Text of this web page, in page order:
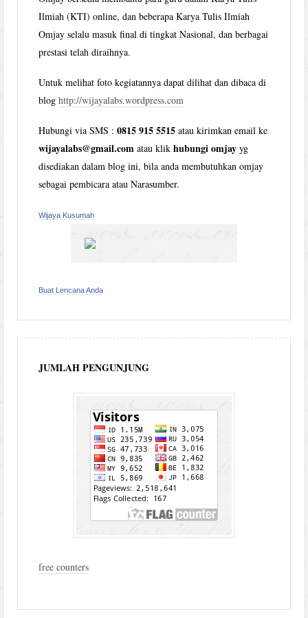
Ilmiah (KTI) online, dan beberapa Karya Tulis Ilmiah
Omjay selalu masuk final di tingkat Nasional, dan berbagai
prestasi telah diraihnya.
Untuk melihat foto kegiatannya dapat dilihat dan dibaca di
bloghttp://wijayalabs.wordpress.com
Hubungi via SMS :0815 915 5515 atau kirimkan email ke
wijayalabs@gmail.com atau klikhubungi omjay yg
disediakan dalam blog ini, bila anda membutuhkan omjay
sebagai pembicara atau Narasumber.
Wijaya Kusumah
Buat Lencana Anda
JUMLAH PENGUNJUNG
free counters